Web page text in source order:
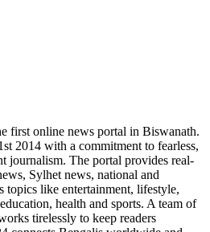
first online news portal in Biswanath.
2014 with a commitment to fearless,
journalism. The portal provides real-
Sylhet news, national and
topics like entertainment, lifestyle,
health and sports. A team of
tirelessly to keep readers